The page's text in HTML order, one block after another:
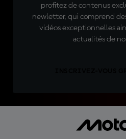
profitez de contenus
newletter, qui comprend
vidéos exceptionnelles
actualités de